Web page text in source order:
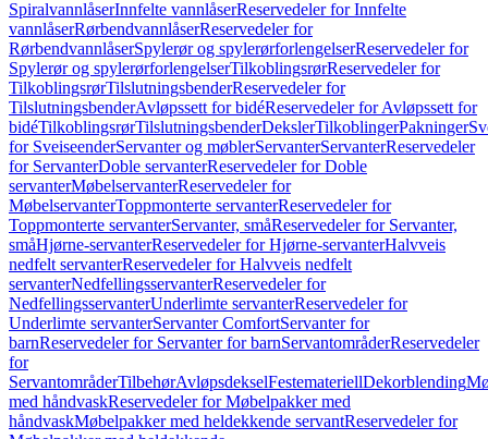
SpiralvannlåserInnfelte vannlåserReservedeler for Innfelte
vannlåserRørbendvannlåserReservedeler for
RørbendvannlåserSpylerør og spylerørforlengelserReservedeler for
Spylerør og spylerørforlengelserTilkoblingsrørReservedeler for
TilkoblingsrørTilslutningsbenderReservedeler for
TilslutningsbenderAvløpssett for bidéReservedeler for Avløpssett for
bidéTilkoblingsrørTilslutningsbenderDekslerTilkoblingerPakninger
for SveiseenderServanter og møblerServanterServanterReservedeler
for ServanterDoble servanterReservedeler for Doble
servanterMøbelservanterReservedeler for
MøbelservanterToppmonterte servanterReservedeler for
Toppmonterte servanterServanter, småReservedeler for Servanter,
småHjørne-servanterReservedeler for Hjørne-servanterHalvveis
nedfelt servanterReservedeler for Halvveis nedfelt
servanterNedfellingsservanterReservedeler for
NedfellingsservanterUnderlimte servanterReservedeler for
Underlimte servanterServanter ComfortServanter for
barnReservedeler for Servanter for barnServantområderReservedeler
for
ServantområderTilbehørAvløpsdekselFestemateriellDekorblending
med håndvaskReservedeler for Møbelpakker med
håndvaskMøbelpakker med heldekkende servantReservedeler for